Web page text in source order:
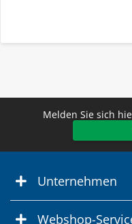
Melden Sie sich
Unternehmen
Webshop-